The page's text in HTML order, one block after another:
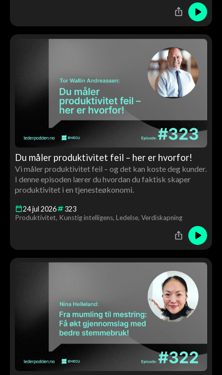
Du måler produktivitet feil – her er hvorfor!
Vi måler produktivitet feil – og det kan koste deg kunder.
I denne episoden lærer du hvordan du faktisk skaper
produktivitet i en tjenesteøkonomi.
24 jul 2026 323
Produktivitet Kunstig intelligens Ledelse Verdiskapning